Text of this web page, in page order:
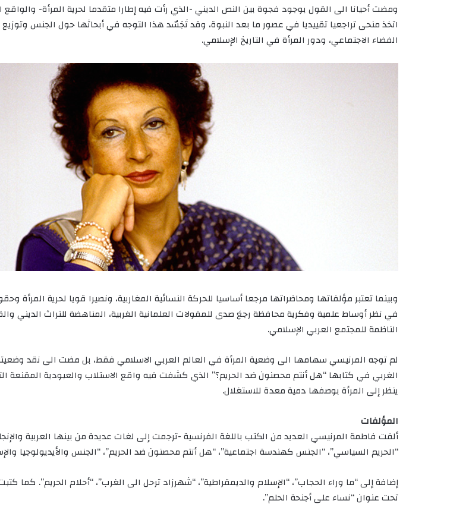
ومضت أحيانا الى القول بوجود فجوة بين النص الديني -الذي رأت فيه إطارا متقدما لحرية المرأة- والواقع
اتخذ منحى تراجعيا تقييديا في عصور ما بعد النبوة، وقد تَجَسّد هذا التوجه في أبحاثها حول الجنس
الفضاء الاجتماعي، ودور المرأة في التاريخ الإسلامي.
وبينما تعتبر مؤلفاتها ومحاضراتها مرجعا أساسيا للحركة النسائية المغاربية، ونصيرا قويا لحرية المرأة
في نظر أوساط علمية وفكرية محافظة رجعَ صدى للمقولات العلمانية الغربية، المناهضة للتراث الديني
الناظمة للمجتمع العربي الإسلامي.
لم توجه المرنيسي سهامها الى وضعية المرأة في العالم العربي الاسلامي فقط، بل مضت الى نقد
الغربي في كتابها “هل أنتم محصنون ضد الحريم؟” الذي كشفت فيه واقع الاستلاب والعبودية المقنعة
ينظر إلى المرأة بوصفها دمية معدة للاستغلال.
المؤلفات
ألفت فاطمة المرنيسي العديد من الكتب باللغة الفرنسية -ترجمت إلى لغات عديدة من بينها العربية
“الحريم السياسي”، “الجنس كهندسة اجتماعية”، “هل أنتم محصنون ضد الحريم”، “الجنس والأيديولوجيا
إضافة إلى “ما وراء الحجاب”، “الإسلام والديمقراطية”، “شهرزاد ترحل الى الغرب”، “أحلام الحريم”. كما
تحت عنوان “نساء على أجنحة الحلم”.